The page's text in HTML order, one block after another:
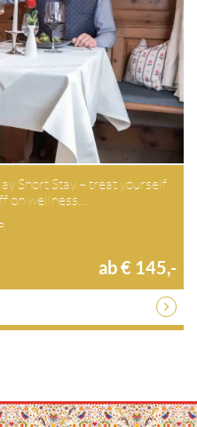
Short Stay – treat yourself
on wellness…
ab € 145,-